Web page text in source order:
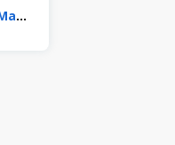
3 Program Akselerasi Karir di Mayora Group. Apa Saja? Berikut Penjelasannya